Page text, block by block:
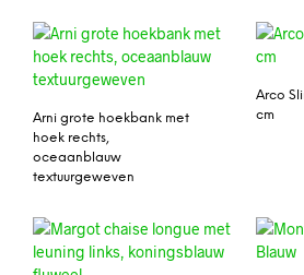
Arni grote hoekbank met
hoek rechts,
oceaanblauw
textuurgeweven
Arco
cm